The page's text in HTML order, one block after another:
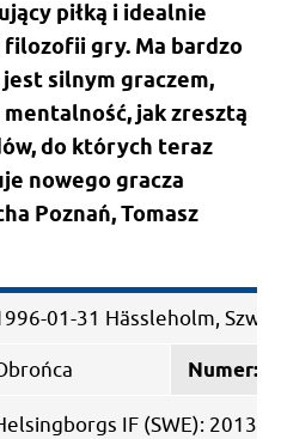
piłką i idealnie
filozofii gry. Ma bardzo
silnym graczem,
jak zresztą
do których teraz
nowego gracza
Poznań, Tomasz
01-31 Hässleholm,
Numer:
IF (SWE):